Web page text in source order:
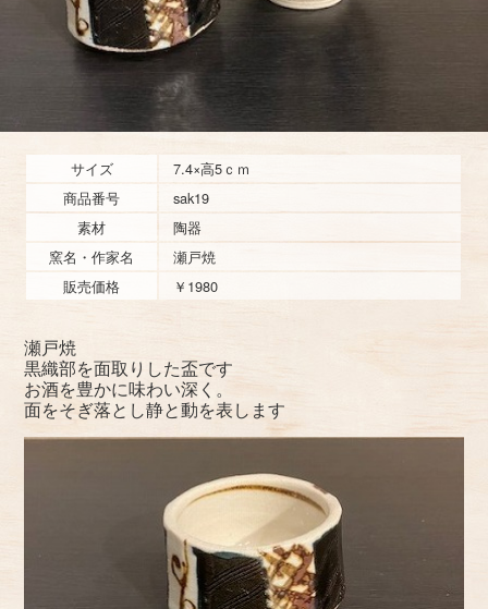
サイズ
7.4×高5ｃｍ
商品番号
sak19
素材
陶器
窯名・作家名
瀬戸焼
販売価格
￥1980
瀬戸焼
黒織部を面取りした盃です
お酒を豊かに味わい深く。
面をそぎ落とし静と動を表します